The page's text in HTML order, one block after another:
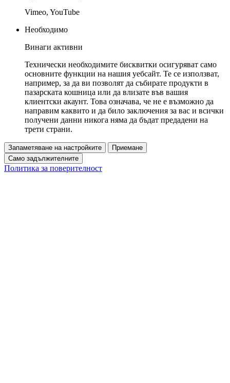
Vimeo, YouTube
Необходимо
Винаги активни
Технически необходимите бисквитки осигуряват само
основните функции на нашия уебсайт. Те се използват,
например, за да ви позволят да събирате продукти в
пазарската кошница или да влизате във вашия
клиентски акаунт. Това означава, че не е възможно да
направим каквито и да било заключения за вас и всички
получени данни никога няма да бъдат предадени на
трети страни.
Запаметяване на настройките
Приемане
Само задължителните
Политика за поверителност